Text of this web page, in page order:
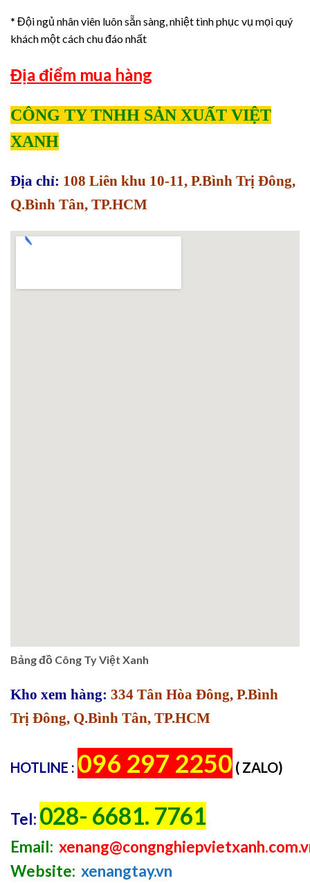
* Đội ngủ nhân viên luôn sẵn sàng, nhiệt tình phục vụ mọi quý
khách một cách chu đáo nhất
Địa điểm mua hàng
CÔNG TY TNHH SẢN XUẤT VIỆT
XANH
Địa chỉ: 108 Liên khu 10-11, P.Bình Trị Đông,
Q.Bình Tân, TP.HCM
Bảng đồ Công Ty Việt Xanh
Kho xem hàng: 334 Tân Hòa Đông, P.Bình
Trị Đông, Q.Bình Tân, TP.HCM
HOTLINE : 096 297 2250 ( ZALO)
Tel: 028- 6681. 7761
Email:
Website: xenangtay.vn